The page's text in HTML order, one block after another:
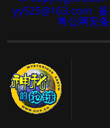
yy525@163.com
粤公网安